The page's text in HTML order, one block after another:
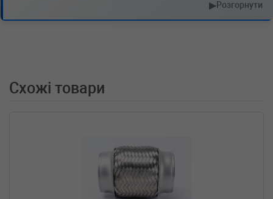
▶Розгорнути
Схожі товари